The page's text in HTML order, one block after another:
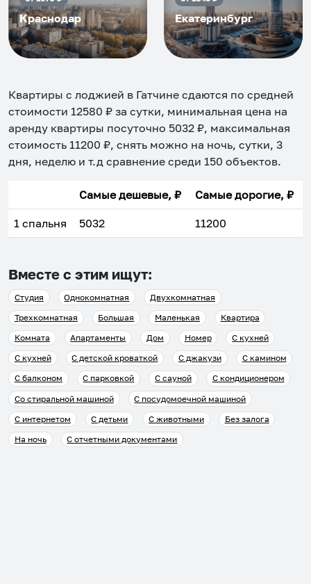
Краснодар Екатеринбург
Квартиры с лоджией в Гатчине сдаются по средней
стоимости 12580 ₽ за сутки, минимальная цена на
аренду квартиры посуточно 5032 ₽, максимальная
стоимость 11200 ₽, снять можно на ночь, сутки, 3
дня, неделю и т.д сравнение среди 150 объектов.
Самые дешевые, ₽ Самые дорогие, ₽
1 спальня 5032 11200
Вместе с этим ищут:
Студия Однокомнатная
Двухкомнатная
Трехкомнатная
Большая Маленькая
Квартира
Комната
Апартаменты Дом Номер
С кухней
С кухней
С детской кроваткой С джакузи
С камином
С балконом
С парковкой С сауной
С кондиционером
Со стиральной машиной
С посудомоечной машиной
С интернетом
С детьми С животными
Без залога
На ночь
С отчетными документами